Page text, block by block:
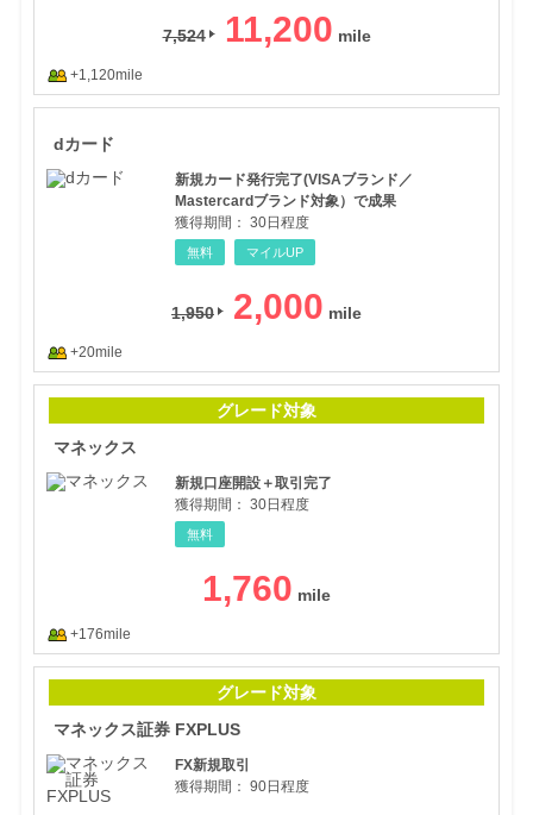
7,524 11,200
+1,120mile
dカード
新規カード発行完了(VISAブランド／
Mastercardブランド対象）で成果
獲得期間： 30日程度
無料 マイルUP
1,950 2,000
+20mile
グレード対象
マネックス
新規口座開設＋取引完了
獲得期間： 30日程度
無料
1,760
+176mile
グレード対象
マネックス証券 FXPLUS
FX新規取引
獲得期間： 90日程度